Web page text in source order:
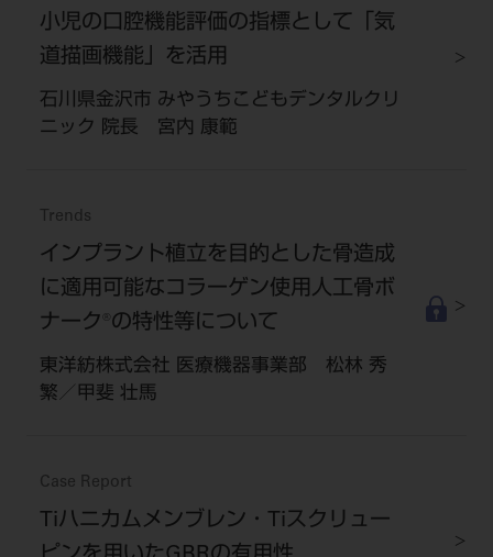
小児の口腔機能評価の指標として「気
道描画機能」を活用
石川県金沢市 みやうちこどもデンタルクリ
ニック 院長 宮内 康範
Trends
インプラント植立を目的とした骨造成
に適用可能なコラーゲン使用人工骨ボ
ナーク®の特性等について
東洋紡株式会社 医療機器事業部 松林 秀
繁／甲斐 壮馬
Case Report
Tiハニカムメンブレン・Tiスクリュー